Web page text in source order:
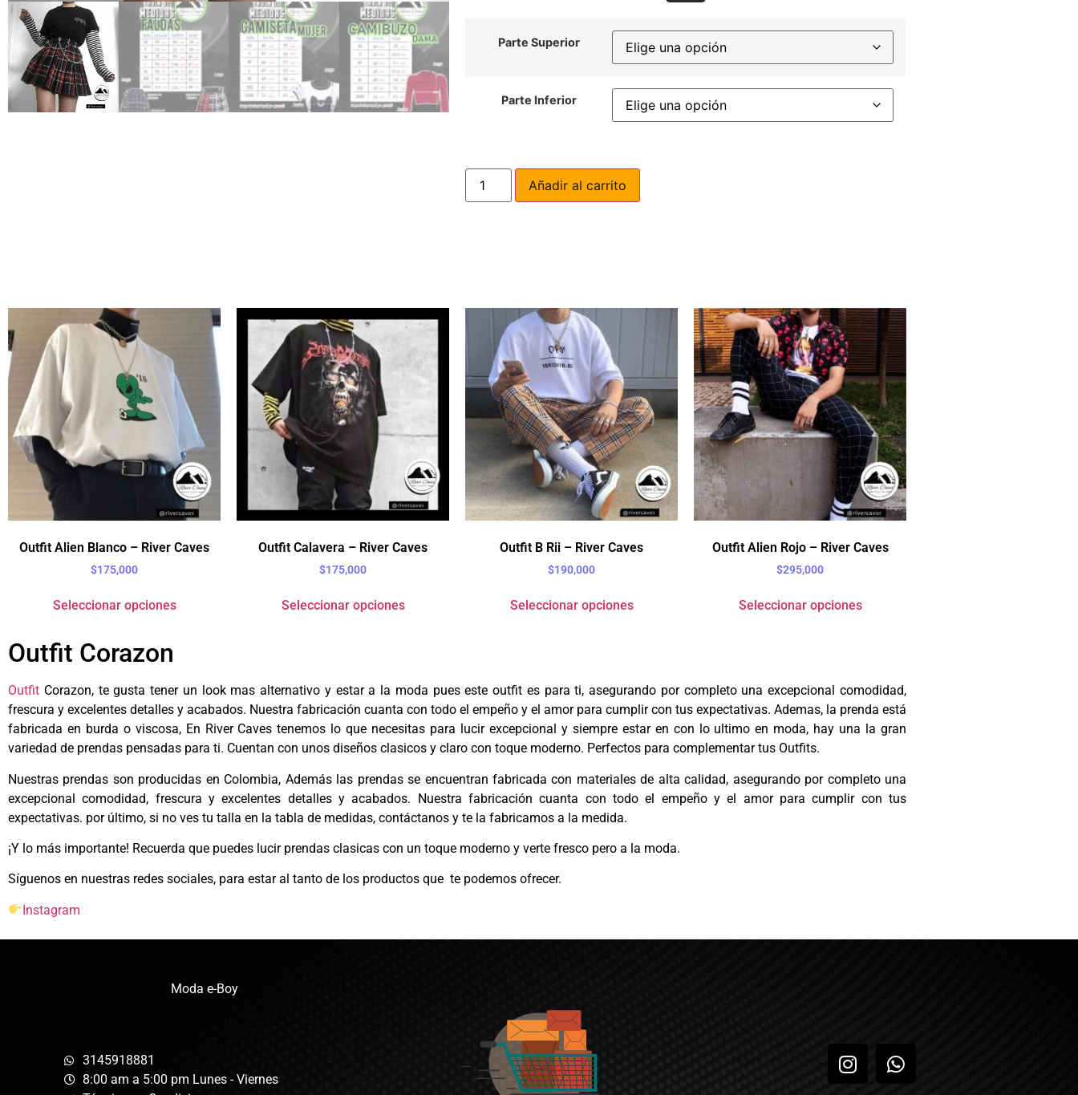
Parte Superior
Parte Inferior
Añadir al carrito
Outfit Alien Blanco – River Caves
$175,000
Seleccionar opciones
Outfit Calavera – River Caves
$175,000
Seleccionar opciones
Outfit B Rii – River Caves
$190,000
Seleccionar opciones
Outfit Alien Rojo – River Caves
$295,000
Seleccionar opciones
Outfit Corazon
Outfit Corazon, te gusta tener un look mas alternativo y estar a la moda pues este outfit es para ti, asegurando por completo una excepcional comodidad,
frescura y excelentes detalles y acabados. Nuestra fabricación cuanta con todo el empeño y el amor para cumplir con tus expectativas. Ademas, la prenda está
fabricada en burda o viscosa, En River Caves tenemos lo que necesitas para lucir excepcional y siempre estar en con lo ultimo en moda, hay una la gran
variedad de prendas pensadas para ti. Cuentan con unos diseños clasicos y claro con toque moderno. Perfectos para complementar tus Outfits.
Nuestras prendas son producidas en Colombia, Además las prendas se encuentran fabricada con materiales de alta calidad, asegurando por completo una
excepcional comodidad, frescura y excelentes detalles y acabados. Nuestra fabricación cuanta con todo el empeño y el amor para cumplir con tus
expectativas. por último, si no ves tu talla en la tabla de medidas, contáctanos y te la fabricamos a la medida.
¡Y lo más importante! Recuerda que puedes lucir prendas clasicas con un toque moderno y verte fresco pero a la moda.
Síguenos en nuestras redes sociales, para estar al tanto de los productos que te podemos ofrecer.
Instagram
Moda e-Boy
3145918881
8:00 am a 5:00 pm Lunes - Viernes